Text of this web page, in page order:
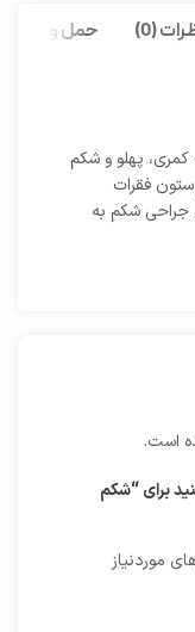
(0) حمل و نقل
پهلو و شکم
فقرات
جراحی شکم به
است.
برای “شکم
موردنیاز